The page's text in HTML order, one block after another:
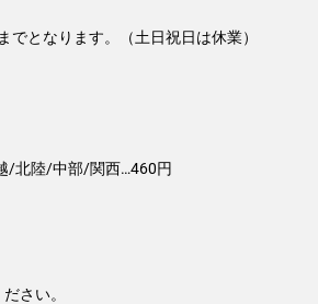
となります。（土日祝日は休業）
/北陸/中部/関西…460円
さい。